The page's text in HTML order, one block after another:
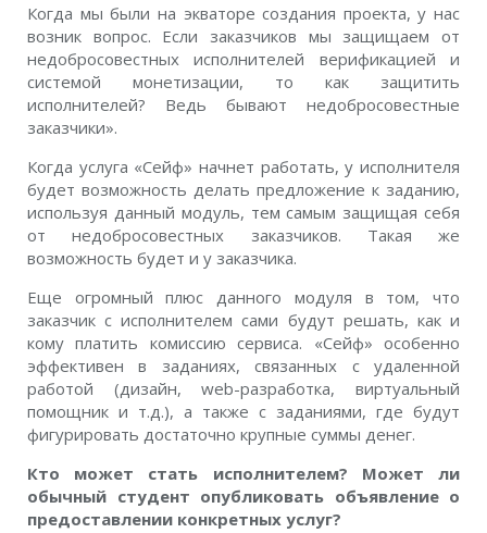
Когда мы были на экваторе создания проекта, у нас
возник вопрос. Если заказчиков мы защищаем от
недобросовестных исполнителей верификацией и
системой монетизации, то как защитить
исполнителей? Ведь бывают недобросовестные
заказчики».
Когда услуга «Сейф» начнет работать, у исполнителя
будет возможность делать предложение к заданию,
используя данный модуль, тем самым защищая себя
от недобросовестных заказчиков. Такая же
возможность будет и у заказчика.
Еще огромный плюс данного модуля в том, что
заказчик с исполнителем сами будут решать, как и
кому платить комиссию сервиса. «Сейф» особенно
эффективен в заданиях, связанных с удаленной
работой (дизайн, web-разработка, виртуальный
помощник и т.д.), а также с заданиями, где будут
фигурировать достаточно крупные суммы денег.
Кто может стать исполнителем? Может ли
обычный студент опубликовать объявление о
предоставлении конкретных услуг?